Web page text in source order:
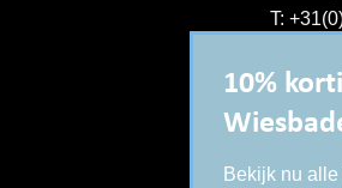
T:
KvK:
BTW-
10%
Bekijk nu